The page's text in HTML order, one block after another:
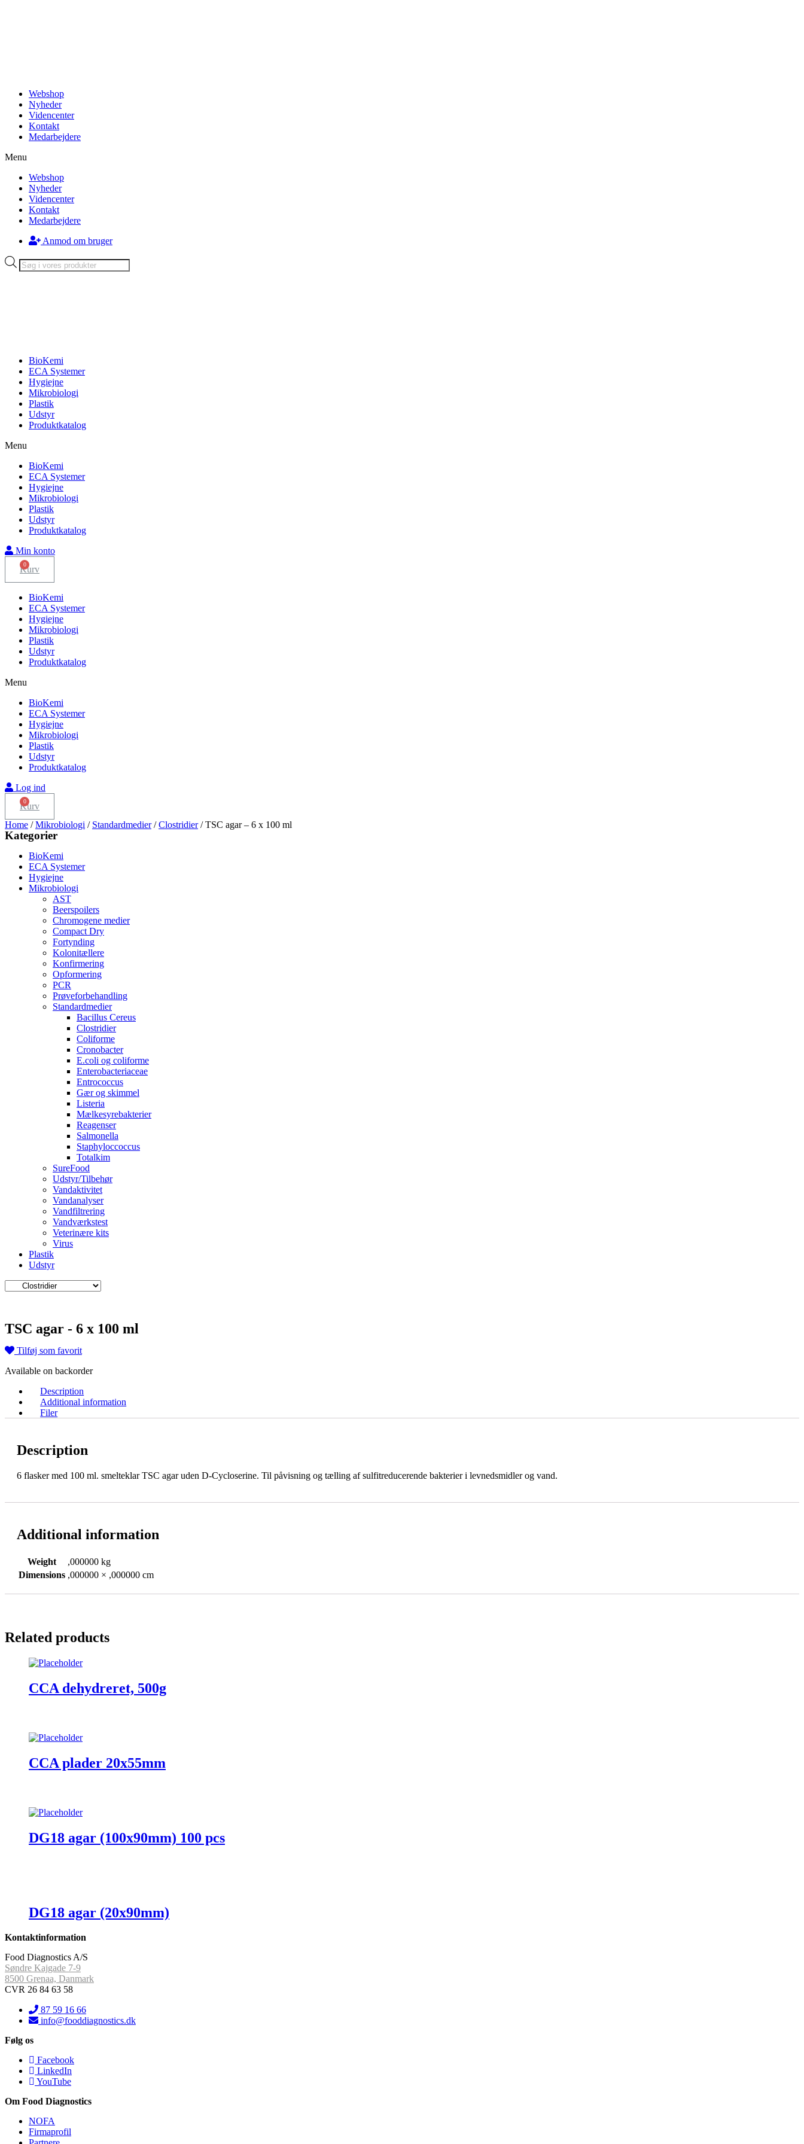
Webshop
Nyheder
Videncenter
Kontakt
Medarbejdere
Menu
Webshop
Nyheder
Videncenter
Kontakt
Medarbejdere
Anmod om bruger
Products
search
BioKemi
ECA Systemer
Hygiejne
Mikrobiologi
Plastik
Udstyr
Produktkatalog
Menu
BioKemi
ECA Systemer
Hygiejne
Mikrobiologi
Plastik
Udstyr
Produktkatalog
Min konto
Kurv
BioKemi
ECA Systemer
Hygiejne
Mikrobiologi
Plastik
Udstyr
Produktkatalog
Menu
BioKemi
ECA Systemer
Hygiejne
Mikrobiologi
Plastik
Udstyr
Produktkatalog
Log ind
Kurv
Home /Mikrobiologi / Standardmedier/Clostridier/ TSC agar – 6 x 100 ml
Kategorier
BioKemi
ECA Systemer
Hygiejne
Mikrobiologi
AST
Beerspoilers
Chromogene medier
Compact Dry
Fortynding
Kolonitællere
Konfirmering
Opformering
PCR
Prøveforbehandling
Standardmedier
Bacillus Cereus
Clostridier
Coliforme
Cronobacter
E.coli og coliforme
Enterobacteriaceae
Entrococcus
Gær og skimmel
Listeria
Mælkesyrebakterier
Reagenser
Salmonella
Staphyloccoccus
Totalkim
SureFood
Udstyr/Tilbehør
Vandaktivitet
Vandanalyser
Vandfiltrering
Vandværkstest
Veterinære kits
Virus
Plastik
Udstyr
TSC agar - 6 x 100 ml
Tilføj som favorit
Available on backorder
Description
Additional information
Filer
Description
6 flasker med 100 ml. smelteklar TSC agar uden D-Cycloserine. Til påvisning og tælling af sulfitreducerende bakterier i levnedsmidler og vand.
Additional information
Weight
,000000 kg
Dimensions ,000000 × ,000000 cm
Related products
CCA dehydreret, 500g
CCA plader 20x55mm
DG18 agar (100x90mm) 100 pcs
DG18 agar (20x90mm)
Kontaktinformation
Food Diagnostics A/S
Søndre Kajgade 7-9
8500 Grenaa, Danmark
CVR 26 84 63 58
87 59 16 66
info@fooddiagnostics.dk
Følg os
Facebook
LinkedIn
YouTube
Om Food Diagnostics
NOFA
Firmaprofil